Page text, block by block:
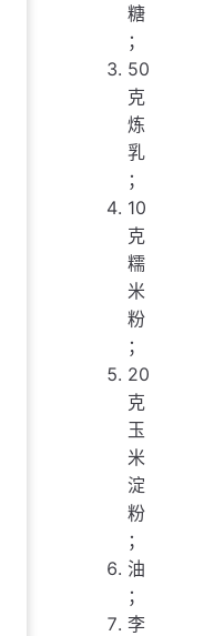
糖
；
50
克
炼
乳
；
10
克
糯
米
粉
；
20
克
玉
米
淀
粉
；
油
；
李